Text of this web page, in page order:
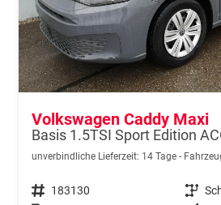
Volkswagen Caddy Maxi
unverbindliche Lieferzeit: 14 Tage
Fahrzeugnr. 183130 Getriebe